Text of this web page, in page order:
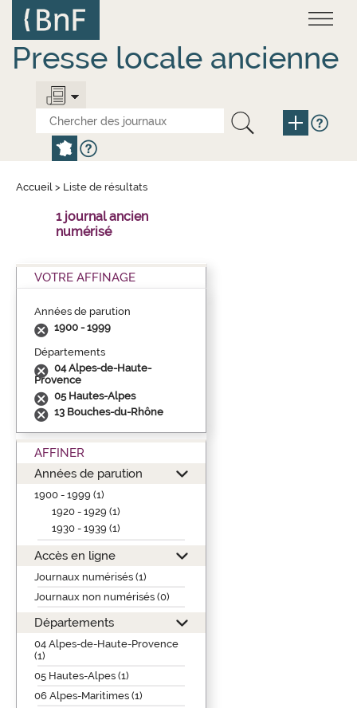
contenu
principal
Presse locale ancienne
Accueil > Liste de résultats
1 journal ancien
numérisé
VOTRE AFFINAGE
Années de parution
1900 - 1999
Départements
04 Alpes-de-Haute-
Provence
05 Hautes-Alpes
13 Bouches-du-Rhône
AFFINER
Années de parution
1900 - 1999 (1)
1920 - 1929 (1)
1930 - 1939 (1)
Accès en ligne
Journaux numérisés (1)
Journaux non numérisés (0)
Départements
04 Alpes-de-Haute-Provence
(1)
05 Hautes-Alpes (1)
06 Alpes-Maritimes (1)
Panneau de gestion des cookies